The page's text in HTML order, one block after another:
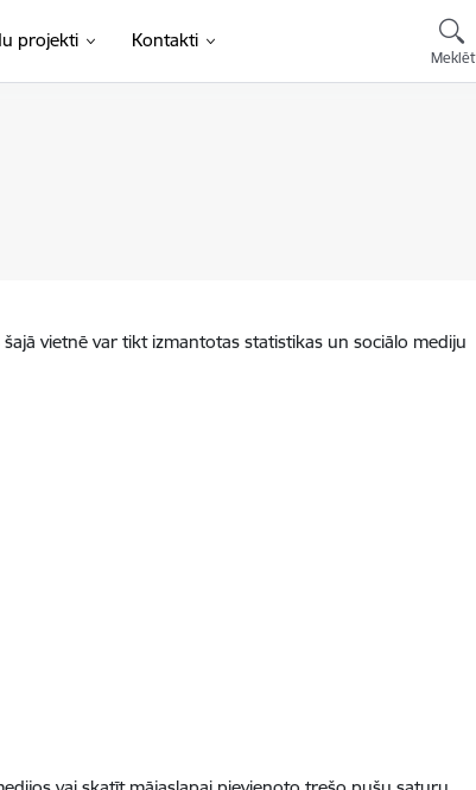
projekti Kontakti
Meklēt
vietnē var tikt izmantotas statistikas un sociālo mediju